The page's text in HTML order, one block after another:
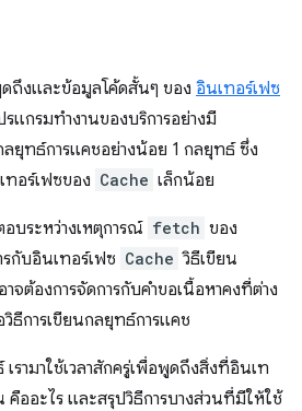
ถึงและข้อมูลโค้ดสั้นๆ ของ อินเทอร์เฟซ
รแกรมทำงานของบริการอย่างมี
ยุทธ์การแคชอย่างน้อย 1 กลยุทธ์ ซึ่ง
ทอร์เฟซของ Cache เล็กน้อย
บระหว่างเหตุการณ์ fetch ของ
กับอินเทอร์เฟซ Cache วิธีเขียน
ต้องการจัดการกับคำขอเนื้อหาคงที่ต่าง
ธีการเขียนกลยุทธ์การแคช
รามาใช้เวลาสักครู่เพื่อพูดถึงสิ่งที่อินเท
คืออะไร และสรุปวิธีการบางส่วนที่มีให้ใช้